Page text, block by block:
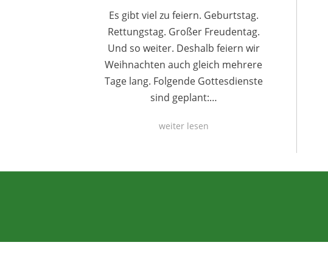
Es gibt viel zu feiern. Geburtstag.
Rettungstag. Großer Freudentag.
Und so weiter. Deshalb feiern wir
Weihnachten auch gleich mehrere
Tage lang. Folgende Gottesdienste
sind geplant:…
weiter lesen